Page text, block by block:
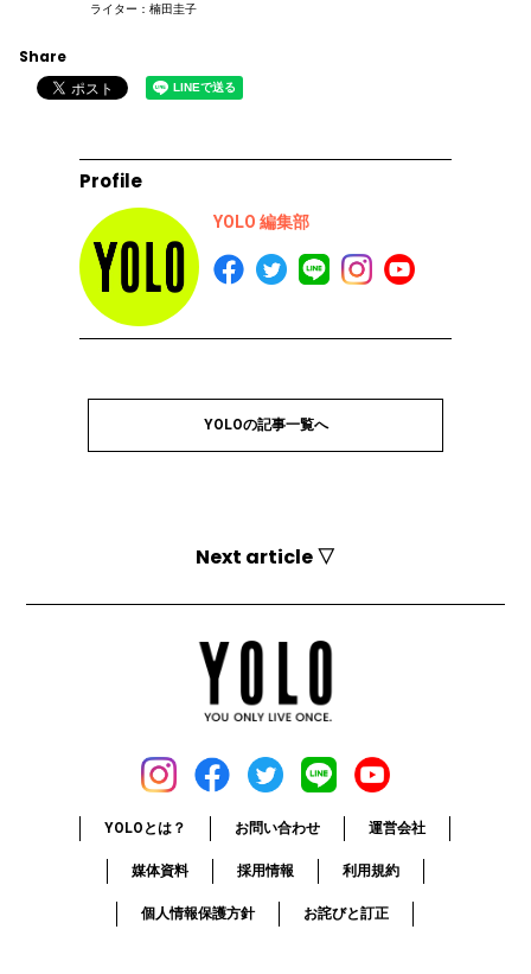
ライター：楠田圭子
Share
Profile
YOLO 編集部
YOLOの記事一覧へ
Next article ▽
YOLOとは？ お問い合わせ 運営会社
媒体資料 採用情報 利用規約
個人情報保護方針 お詫びと訂正